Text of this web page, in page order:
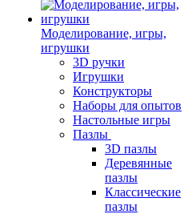
Моделирование, игры,
игрушки
3D ручки
Игрушки
Конструкторы
Наборы для опытов
Настольные игры
Пазлы
3D пазлы
Деревянные
пазлы
Классические
пазлы